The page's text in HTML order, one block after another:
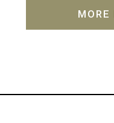
MORE